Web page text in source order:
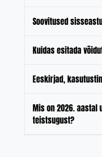
Soovitused
Kuidas esitada
Eeskirjad,
Mis on 2026. aastal
teistsugust?